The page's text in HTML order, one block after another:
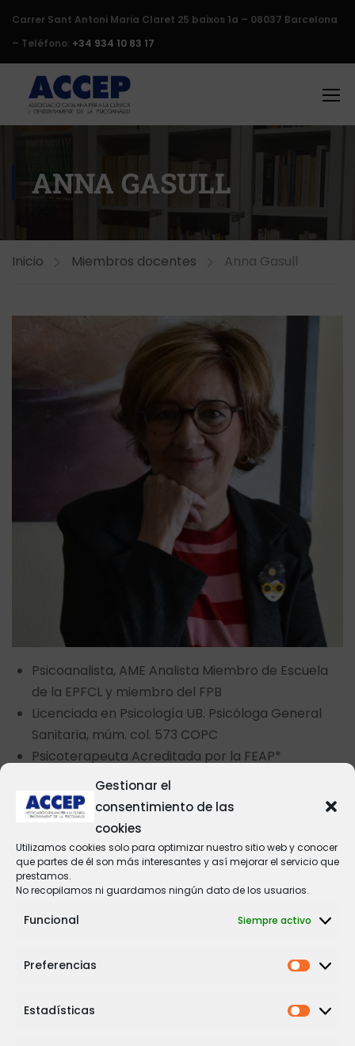
Gestionar el
consentimiento de las
cookies
Utilizamos cookies solo para optimizar nuestro sitio web y conocer
que partes de él son más interesantes y así mejorar el servicio que
prestamos.
No recopilamos ni guardamos ningún dato de los usuarios.
Funcional Siempre activo
Preferencias
Estadísticas
Carrer Sant Antoni Maria Claret 25 baixos 1a – 08037 Barcelona
– Teléfono: +34 934 10 83 17
ANNA GASULL
Inicio Miembros docentes Anna Gasull
Psicoanalista, AME Analista Miembro de Escuela
de la EPFCL y miembro del FPB
Licenciada en Psicología UB. Psicóloga General
Sanitaria, múm. col. 573 COPC
Psicoterapeuta Acreditada por la FEAP*
Miembro del Equipo Clínico CIPIAIS, Coordinadora
Clínica Infanto-Juvenil y del Programa IMMS
Ayuntamiento de Barcelona
Práctica Clínica Privada
Co-coordinadora de RHIPNA 2018-2021
Colaboradora Técnica ECAI Adopción